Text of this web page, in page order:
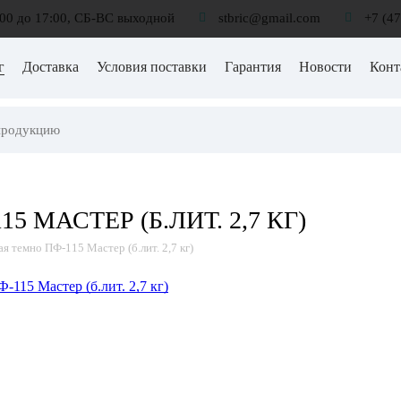
до 17:00, СБ-ВС выходной stbric@gmail.com +7
Доставка Условия поставки Гарантия Новости
МАСТЕР (Б.ЛИТ. 2,7 КГ)
темно ПФ-115 Мастер (б.лит. 2,7 кг)